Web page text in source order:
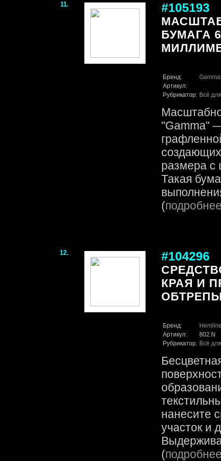
11. #105193
БУМАГА
Бренд:
Gamma
Артикул:
Рубрикатор: Всё
"Gamma"
размера с
Такая
(
12. #104296
КРАЯ И
Бренд:
Артикул:
802.N
Рубрикатор: Всё
нанесите
участок и
(